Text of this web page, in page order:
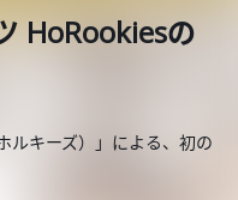
HoRookiesの
ルキーズ）」による、初の